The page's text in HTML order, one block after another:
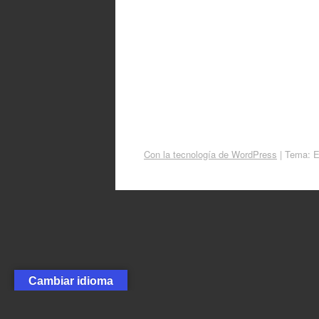
Con la tecnología de WordPress | Tema:
Cambiar idioma